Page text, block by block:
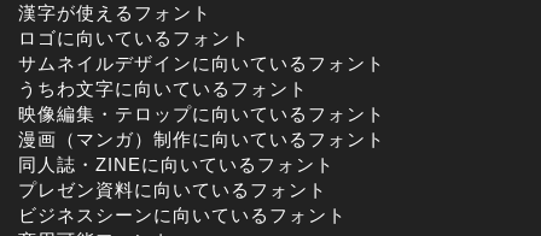
漢字が使えるフォント
ロゴに向いているフォント
サムネイルデザインに向いているフォント
うちわ文字に向いているフォント
映像編集・テロップに向いているフォント
漫画（マンガ）制作に向いているフォント
同人誌・ZINEに向いているフォント
プレゼン資料に向いているフォント
ビジネスシーンに向いているフォント